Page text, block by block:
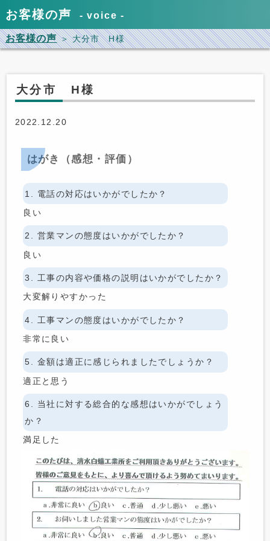
お客様の声 voice
お客様の声＞ 大分市 H様
大分市 H様
2022.12.20
はがき（感想・評価）
1. 電話の対応はいかがでしたか？
良い
2. 営業マンの態度はいかがでしたか？
良い
3. 工事の内容や価格の説明はいかがでしたか？
大変解りやすかった
4. 工事マンの態度はいかがでしたか？
非常に良い
5. 金額は適正に感じられましたでしょうか？
適正と思う
6. 当社に対する総合的な感想はいかがでしょう
か？
満足した